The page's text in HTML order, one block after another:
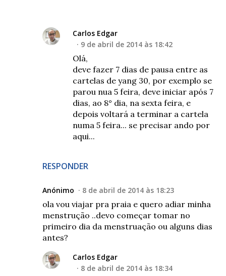
RESPONDER
Carlos Edgar
9 de abril de 2014 às 18:42
Olá,
deve fazer 7 dias de pausa entre as
cartelas de yang 30, por exemplo se
parou nua 5 feira, deve iniciar após 7
dias, ao 8° dia, na sexta feira, e
depois voltará a terminar a cartela
numa 5 feira... se precisar ando por
aqui...
Anónimo 8 de abril de 2014 às 18:23
ola vou viajar pra praia e quero adiar minha
menstrução ..devo começar tomar no
primeiro dia da menstruação ou alguns dias
antes?
Carlos Edgar
8 de abril de 2014 às 18:34